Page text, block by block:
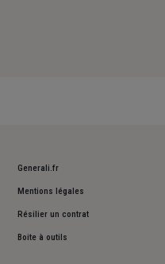
Generali.fr
Mentions légales
Résilier un contrat
Boite à outils